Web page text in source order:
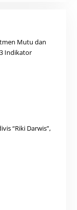
Mutu dan
Indikator
“Riki Darwis”,